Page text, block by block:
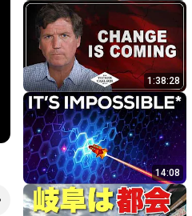
1:38:28
14:08